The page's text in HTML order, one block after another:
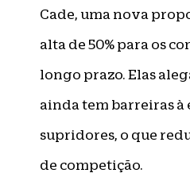
Cade, uma nova
alta de 50% para os
longo prazo. Elas
ainda tem barreiras
supridores, o que
de competição.